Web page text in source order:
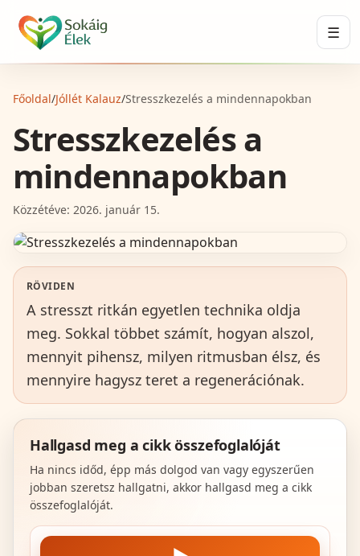
☰
Főoldal/Jóllét Kalauz/Stresszkezelés a mindennapokban
Stresszkezelés a
mindennapokban
Közzétéve: 2026. január 15.
RÖVIDEN
A stresszt ritkán egyetlen technika oldja
meg. Sokkal többet számít, hogyan alszol,
mennyit pihensz, milyen ritmusban élsz, és
mennyire hagysz teret a regenerációnak.
Hallgasd meg a cikk összefoglalóját
Ha nincs időd, épp más dolgod van vagy egyszerűen
jobban szeretsz hallgatni, akkor hallgasd meg a cikk
összefoglalóját.